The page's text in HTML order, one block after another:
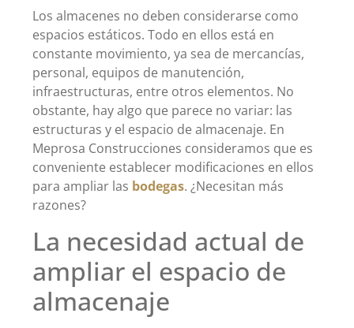
Los almacenes no deben considerarse como
espacios estáticos. Todo en ellos está en
constante movimiento, ya sea de mercancías,
personal, equipos de manutención,
infraestructuras, entre otros elementos. No
obstante, hay algo que parece no variar: las
estructuras y el espacio de almacenaje. En
Meprosa Construcciones consideramos que es
conveniente establecer modificaciones en ellos
para ampliar las bodegas. ¿Necesitan más
razones?
La necesidad actual de
ampliar el espacio de
almacenaje